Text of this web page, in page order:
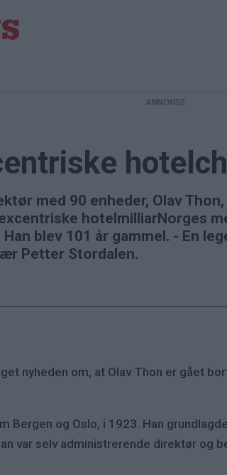
med 90 enheder, Olav
hotelmilliarNorges
blev 101 år gammel. - En
Petter Stordalen.
nyheden om, at Olav Thon er gået
Bergen og Oslo, i 1923. Han
var selv administrerende direktør og